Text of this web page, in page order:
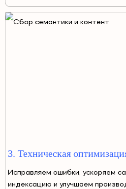
3. Техническая
Исправляем ошибки, ускоряем
индексацию и улучшаем